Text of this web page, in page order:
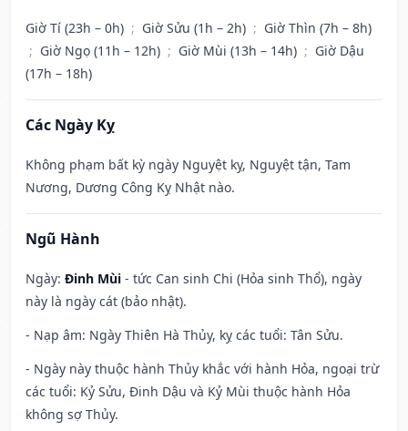
Giờ Tí (23h – 0h) ; Giờ Sửu (1h – 2h) ; Giờ Thìn (7h – 8h)
; Giờ Ngọ (11h – 12h) ; Giờ Mùi (13h – 14h) ; Giờ Dậu
(17h – 18h)
Các Ngày Kỵ
Không phạm bất kỳ ngày Nguyệt kỵ, Nguyệt tận, Tam
Nương, Dương Công Kỵ Nhật nào.
Ngũ Hành
Ngày: Đinh Mùi - tức Can sinh Chi (Hỏa sinh Thổ), ngày
này là ngày cát (bảo nhật).
- Nạp âm: Ngày Thiên Hà Thủy, kỵ các tuổi: Tân Sửu.
- Ngày này thuộc hành Thủy khắc với hành Hỏa, ngoại trừ
các tuổi: Kỷ Sửu, Đinh Dậu và Kỷ Mùi thuộc hành Hỏa
không sợ Thủy.